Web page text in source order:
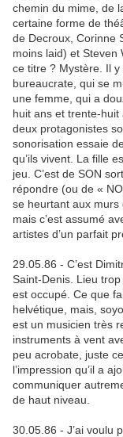
chemin du mime, de
certaine forme de
de Decroux, Corinne
moins laid) et Steven
ce titre ? Mystère. Il
bureaucrate, qui se
une femme, qui a
huit ans et trente-
deux protagonistes
sonorisation essaie
qu’ils vivent. La fille
jeu. C’est de SON
répondre (ou de «
se heurtant aux murs
mais c’est assumé
artistes d’un parfait
29.05.86 - C’est
Saint-Denis. Lieu
est occupé. Ce que
helvétique, mais,
est un musicien très
instruments à vent
peu acrobate, juste
l’impression qu’il a
communiquer
de haut niveau.
30.05.86 - J’ai voulu